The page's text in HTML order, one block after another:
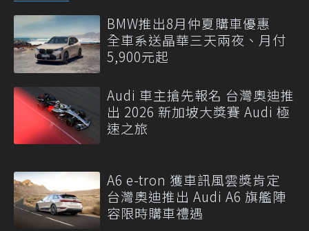
BMW推出8月仲夏購車優惠
全車系送晶華三天兩夜、月付
5,900元起
Audi 車主搶先報名 台灣奧迪推
出 2026 新加坡大獎賽 Audi 極
速之旅
A6 e-tron 獲車訊風雲獎肯定
台灣奧迪推出 Audi A6 旗艦陣
容限時購車禮遇